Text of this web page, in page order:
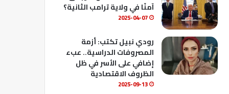
b
e
آمنًا في ولاية ترامب الثانية؟
2025-04-07
رودي نبيل تكتب: أزمة
المصروفات الدراسية.. عبء
إضافي على الأسر في ظل
الظروف الاقتصادية
2025-09-13